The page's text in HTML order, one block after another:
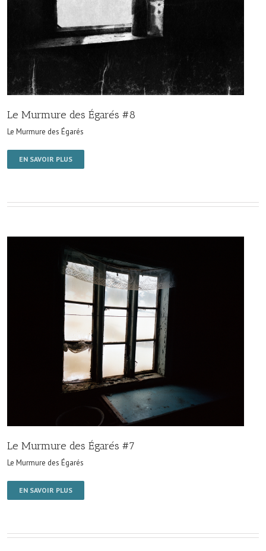
Le Murmure des Égarés #8
Le Murmure des Égarés
EN SAVOIR PLUS
Le Murmure des Égarés #7
Le Murmure des Égarés
EN SAVOIR PLUS